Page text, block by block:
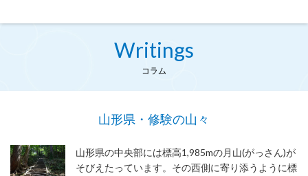
Writings
コラム
山形県・修験の山々
山形県の中央部には標高1,985mの月山(がっさん)が
そびえたっています。その西側に寄り添うように標